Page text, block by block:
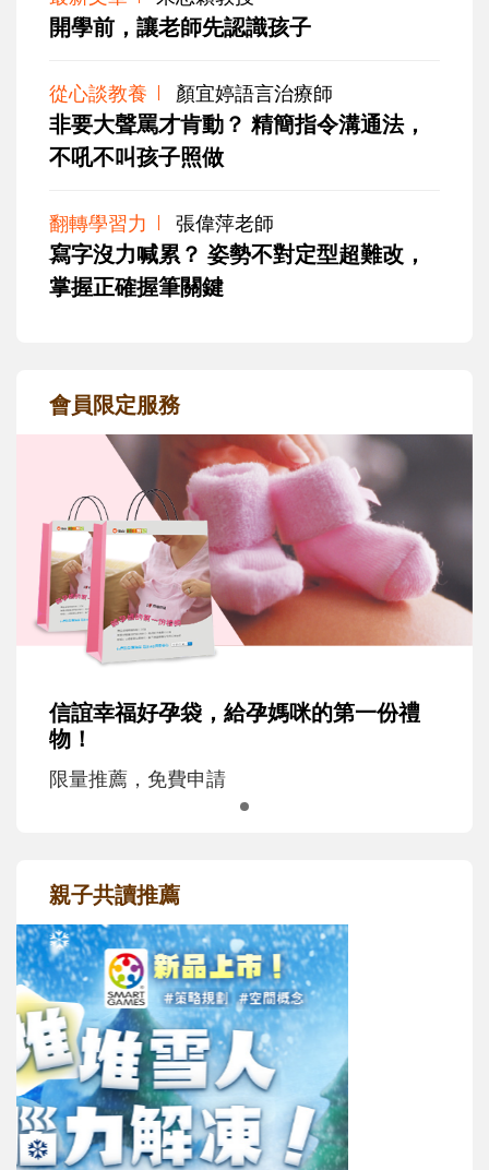
開學前，讓老師先認識孩子
從心談教養 顏宜婷語言治療師
非要大聲罵才肯動？ 精簡指令溝通法，
不吼不叫孩子照做
翻轉學習力 張偉萍老師
寫字沒力喊累？ 姿勢不對定型超難改，
掌握正確握筆關鍵
會員限定服務
信誼幸福好孕袋，給孕媽咪的第一份禮
物！
限量推薦，免費申請
親子共讀推薦
最新活動